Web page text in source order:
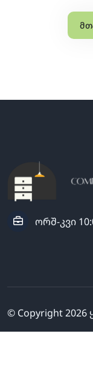
ორშ-კვი
© Copyright2026